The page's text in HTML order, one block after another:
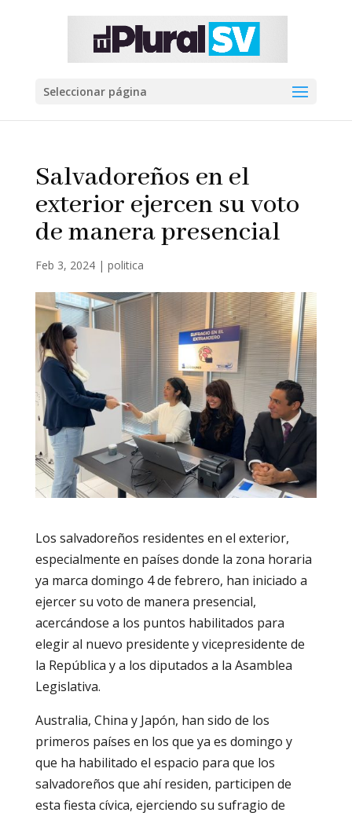
Seleccionar página
Salvadoreños en el
exterior ejercen su voto
de manera presencial
Feb 3, 2024| politica
Los salvadoreños residentes en el exterior,
especialmente en países donde la zona horaria
ya marca domingo 4 de febrero, han iniciado a
ejercer su voto de manera presencial,
acercándose a los puntos habilitados para
elegir al nuevo presidente y vicepresidente de
la República y a los diputados a la Asamblea
Legislativa.
Australia, China y Japón, han sido de los
primeros países en los que ya es domingo y
que ha habilitado el espacio para que los
salvadoreños que ahí residen, participen de
esta fiesta cívica, ejerciendo su sufragio de